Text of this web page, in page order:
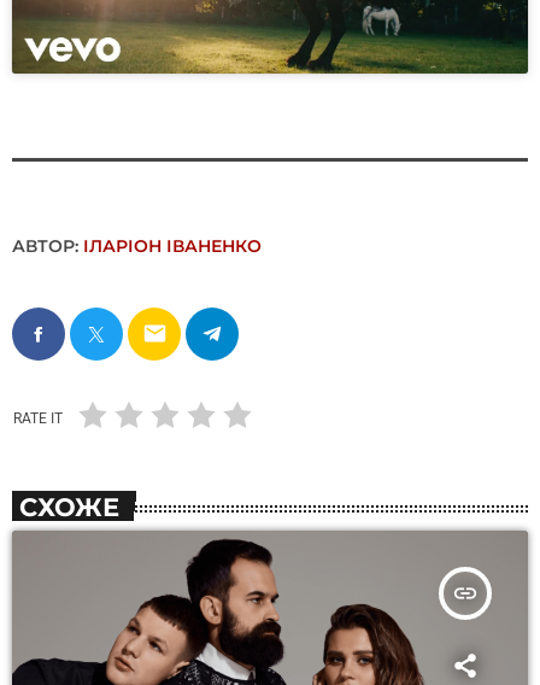
АВТОР: ІЛАРІОН ІВАНЕНКО
email
RATE IT
СХОЖЕ
insert_link